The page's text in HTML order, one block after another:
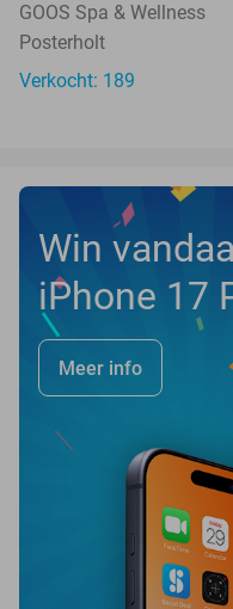
GOOS Spa & Wellness
Posterholt
Verkocht: 189
Win
iPhone 17
Meer info